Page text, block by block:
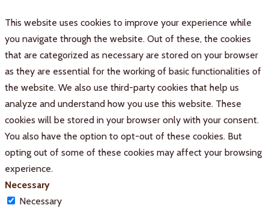
This website uses cookies to improve your experience while
you navigate through the website. Out of these, the cookies
that are categorized as necessary are stored on your browser
as they are essential for the working of basic functionalities of
the website. We also use third-party cookies that help us
analyze and understand how you use this website. These
cookies will be stored in your browser only with your consent.
You also have the option to opt-out of these cookies. But
opting out of some of these cookies may affect your browsing
experience.
Necessary
Necessary